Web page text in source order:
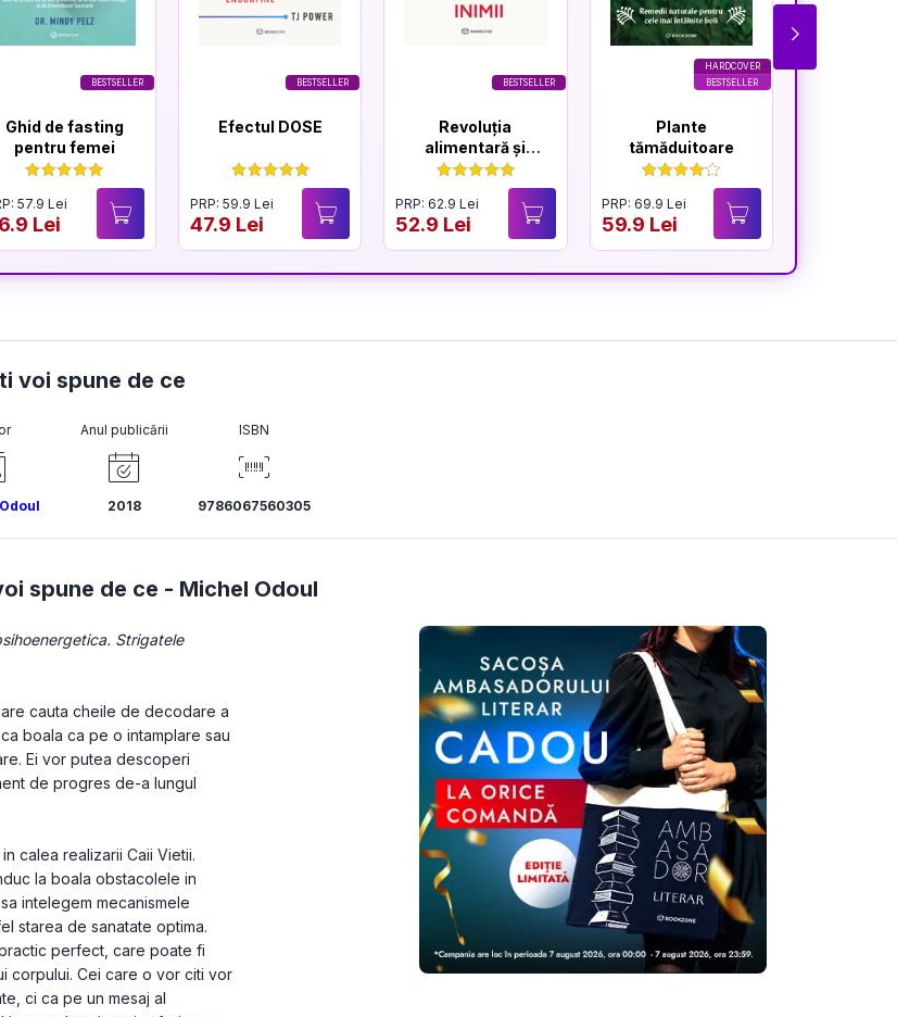
BESTSELLER
Ghid de fasting
pentru femei
57.9 Lei
Lei
BESTSELLER
Efectul DOSE
PRP: 59.9 Lei
47.9 Lei
BESTSELLER
Revoluția
alimentară și
sănătatea inimii
PRP: 62.9 Lei
52.9 Lei
HARDCOVER
BESTSELLER
Plante
tămăduitoare
PRP: 69.9 Lei
59.9 Lei
voi spune de ce
Anul publicării
2018
ISBN
9786067560305
spune de ce - Michel Odoul
Strigatele
cauta cheile de decodare a
boala ca pe o intamplare sau
Ei vor putea descoperi
de progres de-a lungul
calea realizarii Caii Vietii.
la boala obstacolele in
intelegem mecanismele
starea de sanatate optima.
perfect, care poate fi
corpului. Cei care o vor citi vor
ci ca pe un mesaj al